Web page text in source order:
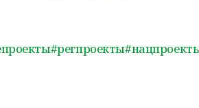
#регпроекты